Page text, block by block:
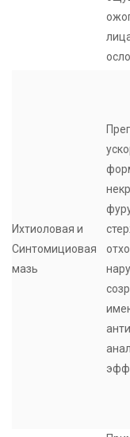
Ихтиоловая и
Синтомициовая
мазь